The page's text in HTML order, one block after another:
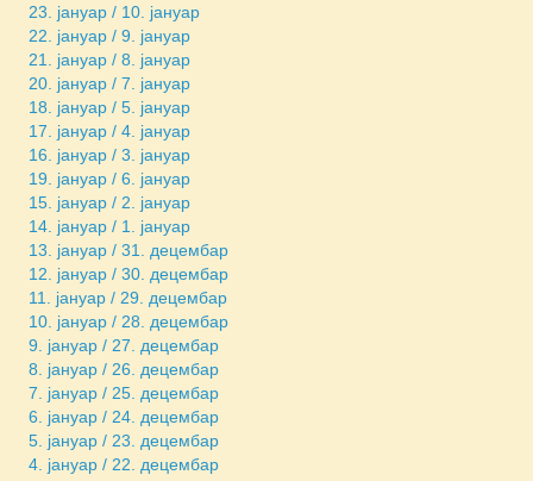
23. јануар / 10. јануар
22. јануар / 9. јануар
21. јануар / 8. јануар
20. јануар / 7. јануар
18. јануар / 5. јануар
17. јануар / 4. јануар
16. јануар / 3. јануар
19. јануар / 6. јануар
15. јануар / 2. јануар
14. јануар / 1. јануар
13. јануар / 31. децембар
12. јануар / 30. децембар
11. јануар / 29. децембар
10. јануар / 28. децембар
9. јануар / 27. децембар
8. јануар / 26. децембар
7. јануар / 25. децембар
6. јануар / 24. децембар
5. јануар / 23. децембар
4. јануар / 22. децембар